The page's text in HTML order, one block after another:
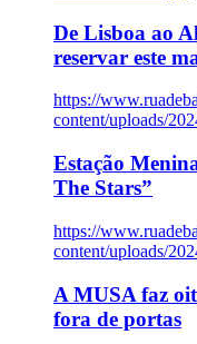
De Lisboa ao
reservar este
https://
content/uploads/
Estação
The Stars”
https://
content/uploads/
A MUSA faz
fora de portas